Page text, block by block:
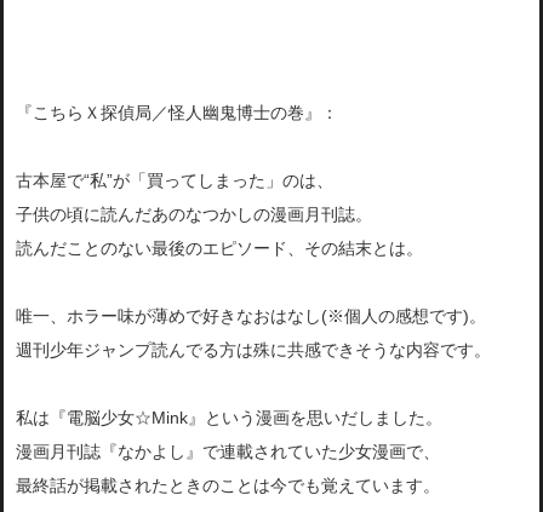
『こちらＸ探偵局／怪人幽鬼博士の巻』：
古本屋で“私”が「買ってしまった」のは、
子供の頃に読んだあのなつかしの漫画月刊誌。
読んだことのない最後のエピソード、その結末とは。
唯一、ホラー味が薄めで好きなおはなし(※個人の感想です)。
週刊少年ジャンプ読んでる方は殊に共感できそうな内容です。
私は『電脳少女☆Mink』という漫画を思いだしました。
漫画月刊誌『なかよし』で連載されていた少女漫画で、
最終話が掲載されたときのことは今でも覚えています。